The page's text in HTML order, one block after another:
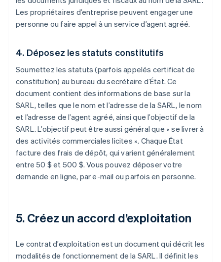
Les propriétaires d’entreprise peuvent engager une
personne ou faire appel à un service d’agent agréé.
4. Déposez les statuts constitutifs
Soumettez les statuts (parfois appelés certificat de
constitution) au bureau du secrétaire d’État. Ce
document contient des informations de base sur la
SARL, telles que le nom et l’adresse de la SARL, le nom
et l’adresse de l’agent agréé, ainsi que l’objectif de la
SARL. L’objectif peut être aussi général que « se livrer à
des activités commerciales licites ». Chaque État
facture des frais de dépôt, qui varient généralement
entre 50 $ et 500 $. Vous pouvez déposer votre
demande en ligne, par e-mail ou parfois en personne.
5. Créez un accord d’exploitation
Le contrat d’exploitation est un document qui décrit les
modalités de fonctionnement de la SARL. Il définit les